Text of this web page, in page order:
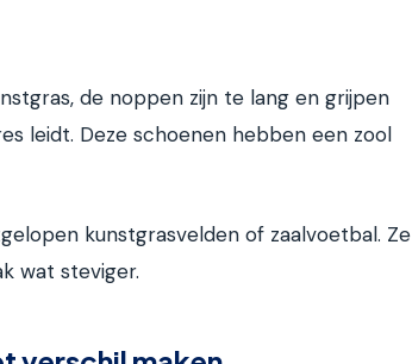
de noppen zijn te lang en grijpen
leidt. Deze schoenen hebben een zool
kunstgrasvelden of zaalvoetbal. Ze
wat steviger.